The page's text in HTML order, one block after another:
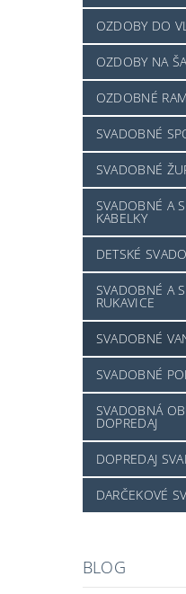
OZDOBY DO
OZDOBY NA
OZDOBNÉ
SVADOBNÉ
SVADOBNÉ
SVADOBNÉ A
KABELKY
DETSKÉ
SVADOBNÉ A
RUKAVICE
SVADOBNÉ
SVADOBNÉ
SVADOBNÁ
DOPREDAJ
DOPREDAJ
DARČEKOVÉ
BLOG